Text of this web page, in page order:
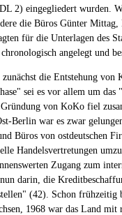
2) eingegliedert wurden.
die Büros Günter
für die Unterlagen des
angelegt und
zunächst die Entstehung
sei es vor allem um
von KoKo fiel
Berlin war es zwar
Büros von ostdeutschen
Handelsvertretungen
Zugang zum
darin, die
(42). Schon frühzeitig
1968 war das Land